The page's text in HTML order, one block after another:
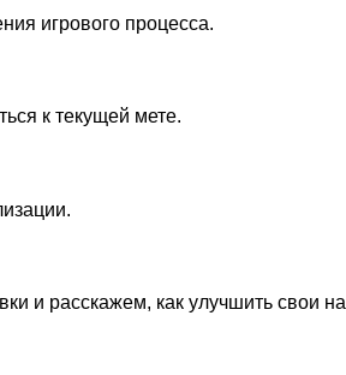
игрового процесса.
к текущей мете.
и расскажем, как улучшить свои